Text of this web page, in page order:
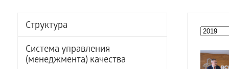
Структура
Система управления
(менеджмента) качества